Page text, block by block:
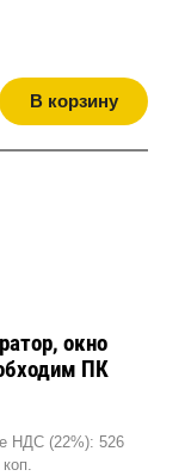
В корзину
окно
ПК
НДС (22%): 526